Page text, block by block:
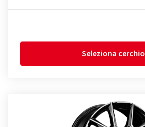
Seleziona cerchio